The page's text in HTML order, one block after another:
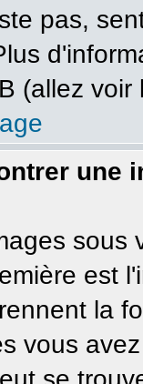
pas,
(allez
une
sous
est
la
vous